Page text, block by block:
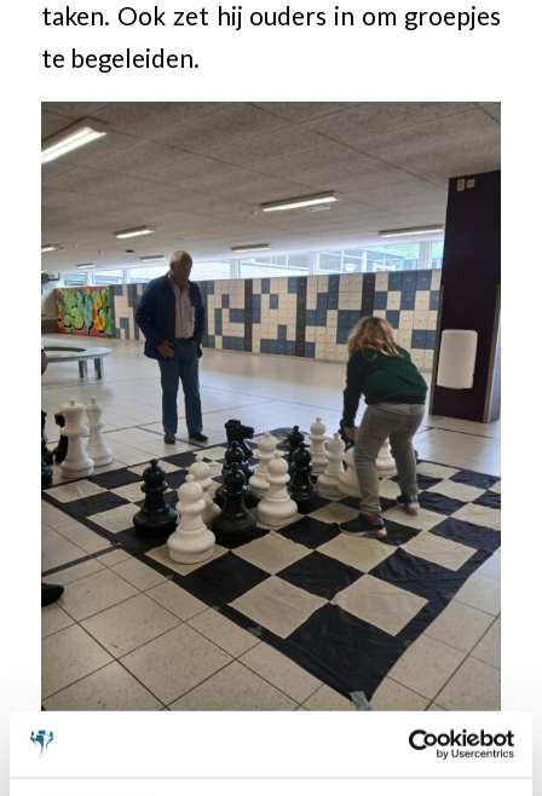
taken. Ook zet hij ouders in om groepjes
te begeleiden.
Jos Visser demonstreert het paardenspel aan een
beginnende jeugdschaker (foto EvB)